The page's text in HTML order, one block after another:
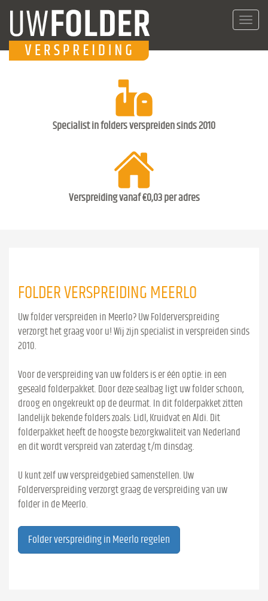
Specialist in folders verspreiden sinds 2010
Verspreiding vanaf €0,03 per adres
FOLDER VERSPREIDING MEERLO
Uw folder verspreiden in Meerlo? Uw Folderverspreiding
verzorgt het graag voor u! Wij zijn specialist in verspreiden sinds
2010.
Voor de verspreiding van uw folders is er één optie: in een
geseald folderpakket. Door deze sealbag ligt uw folder schoon,
droog en ongekreukt op de deurmat. In dit folderpakket zitten
landelijk bekende folders zoals: Lidl, Kruidvat en Aldi. Dit
folderpakket heeft de hoogste bezorgkwaliteit van Nederland
en dit wordt verspreid van zaterdag t/m dinsdag.
U kunt zelf uw verspreidgebied samenstellen. Uw
Folderverspreiding verzorgt graag de verspreiding van uw
folder in de Meerlo.
Folder verspreiding in Meerlo regelen